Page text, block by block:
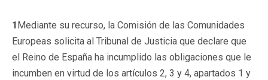
1Mediante su recurso, la Comisión de las Comunidades
Europeas solicita al Tribunal de Justicia que declare que
el Reino de España ha incumplido las obligaciones que le
incumben en virtud de los artículos 2, 3 y 4, apartados 1 y